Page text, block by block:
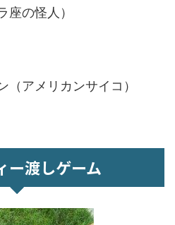
座の怪人）
アメリカンサイコ）
ー渡しゲーム